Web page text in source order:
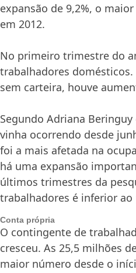
expansão de 9,2%, o
em 2012.
No primeiro trimestre do
trabalhadores
sem carteira, houve
Segundo Adriana
vinha ocorrendo desde
foi a mais afetada na
há uma expansão
últimos trimestres da
trabalhadores é inferior
Conta própria
O contingente de
cresceu. As 25,5 milhões
maior número desde o